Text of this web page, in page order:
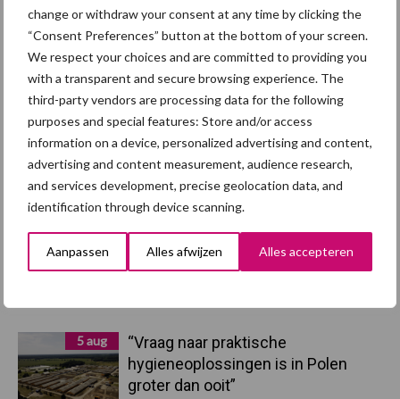
change or withdraw your consent at any time by clicking the
“Consent Preferences” button at the bottom of your screen.
We respect your choices and are committed to providing you
with a transparent and secure browsing experience. The
third-party vendors are processing data for the following
purposes and special features: Store and/or access
information on a device, personalized advertising and content,
advertising and content measurement, audience research,
and services development, precise geolocation data, and
identification through device scanning.
Aanpassen Alles afwijzen Alles accepteren
Primaire
Sidebar
Recent nieuws Partner nieuws
7 aug
Britse varkenssector vreest
afzetcrisis in het najaar
7 aug
Grondstoffenmarkt blijft grillig:
droogte en geopolitiek houden
5 aug
“Vraag naar praktische
hygieneoplossingen is in Polen
groter dan ooit”
Toon meer